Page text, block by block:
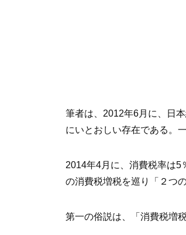
筆者は、2012年6月に、日
にいとおしい存在である。
2014年4月に、消費税率は5
の消費税増税を巡り「２つ
第一の俗説は、「消費税増